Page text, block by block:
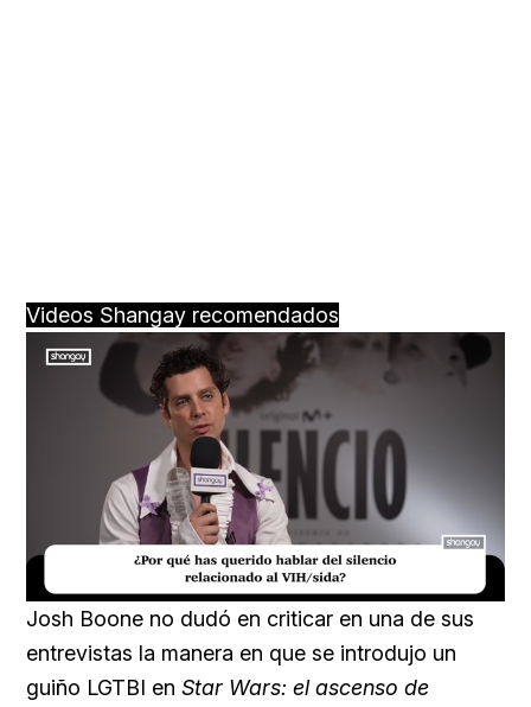
Videos Shangay recomendados
Loaded :
17.60%
Josh Boone no dudó en criticar en una de sus
entrevistas la manera en que se introdujo un
guiño LGTBI en Star Wars: el ascenso de